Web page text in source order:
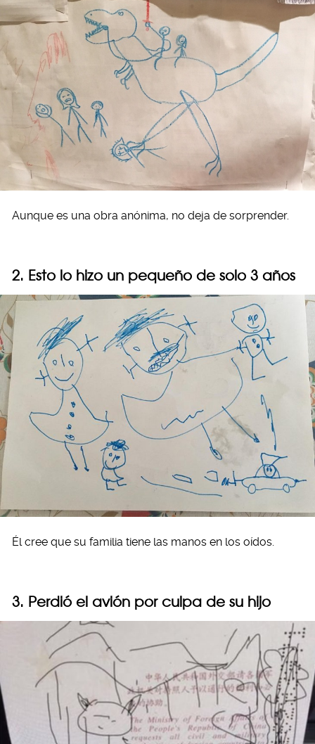
Aunque es una obra anónima, no deja de sorprender.
2. Esto lo hizo un pequeño de solo 3 años
Él cree que su familia tiene las manos en los oídos.
3. Perdió el avión por culpa de su hijo